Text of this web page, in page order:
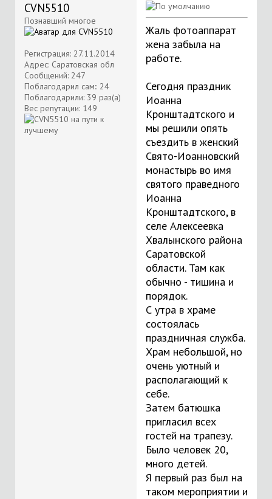
CVN5510
Познавший многое
Регистрация: 27.11.2014
Адрес: Саратовская обл
Сообщений: 247
Поблагодарил сам:: 24
Поблагодарили: 39 раз(а)
Вес репутации: 149
Жаль фотоаппарат
жена забыла на
работе.
Сегодня праздник
Иоанна
Кронштадтского и
мы решили опять
съездить в женский
Свято-Иоанновский
монастырь во имя
святого праведного
Иоанна
Кронштадтского, в
селе Алексеевка
Хвалынского района
Саратовской
области. Там как
обычно - тишина и
порядок.
С утра в храме
состоялась
праздничная служба.
Храм небольшой, но
очень уютный и
располагающий к
себе.
Затем батюшка
пригласил всех
гостей на трапезу.
Было человек 20,
много детей.
Я первый раз был на
таком мероприятии и